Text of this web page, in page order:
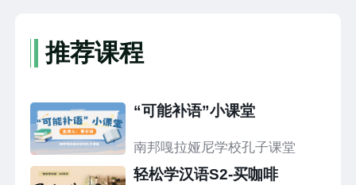
推荐课程
“可能补语”小课堂
南邦嘎拉娅尼学校孔子课堂
轻松学汉语S2-买咖啡